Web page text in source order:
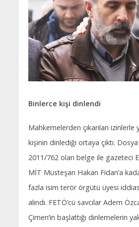
Binlerce kişi dinlendi
Mahkemelerden çıkarılan
kişinin dinlediği ortaya çıktı.
2011/762 olan belge ile gazeteci
MİT Müsteşarı Hakan Fidan’a
fazla isim terör örgütü üyesi
alındı. FETÖ’cü savcılar Adem
Çimen’in başlattığı dinlemelerin